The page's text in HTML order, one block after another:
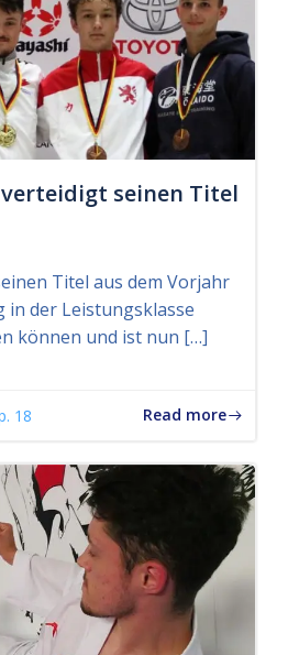
seinen Titel
Titel aus dem Vorjahr
in der Leistungsklasse
können und ist nun […]
18 Read more